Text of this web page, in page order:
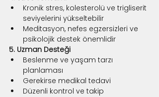
Kronik stres, kolesterolü ve trigliserit
seviyelerini yükseltebilir
Meditasyon, nefes egzersizleri ve
psikolojik destek önemlidir
5. Uzman Desteği
Beslenme ve yaşam tarzı
planlaması
Gerekirse medikal tedavi
Düzenli kontrol ve takip